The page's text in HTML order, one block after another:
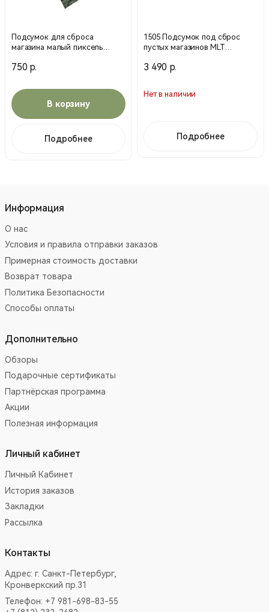
Подсумок для сброса
магазина малый пиксель
750 р.
В корзину
Подробнее
1505 Подсумок под сброс
пустых магазинов MLT
3 490 р.
Нет в наличии
Подробнее
Информация
О нас
Условия и правила отправки заказов
Примерная стоимость доставки
Возврат товара
Политика Безопасности
Способы оплаты
Дополнительно
Обзоры
Подарочные сертификаты
Партнёрская программа
Акции
Полезная информация
Личный кабинет
Личный Кабинет
История заказов
Закладки
Рассылка
Контакты
Адрес: г. Санкт-Петербург,
Кронверкский пр.31
Телефон: +7 981-698-83-55